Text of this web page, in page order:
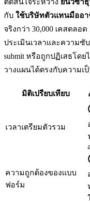
กับ ใช้บริษัทตัวแทนมืออา
จริงกว่า 30,000 เคสตล
ประเมินเวลาและความซั
submit หรือถูกปฏิเสธโด
วางแผนได้ตรงกับความเ
มิติเปรียบเทียบ
เวลาเตรียมตัวรวม
ความถูกต้องของแบบ
ฟอร์ม